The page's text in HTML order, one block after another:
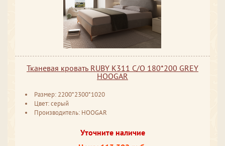
Тканевая кровать RUBY K311 С/О 180*200 GREY
HOOGAR
Размер: 2200*2300*1020
Цвет: серый
Производитель: HOOGAR
Уточните наличие